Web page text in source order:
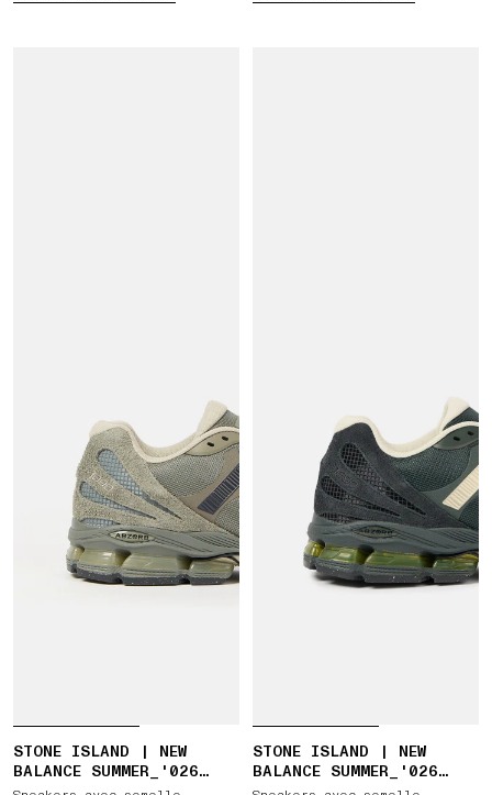
STONE ISLAND | NEW
BALANCE SUMMER_'026
STONE ISLAND | NEW
BALANCE SUMMER_'026